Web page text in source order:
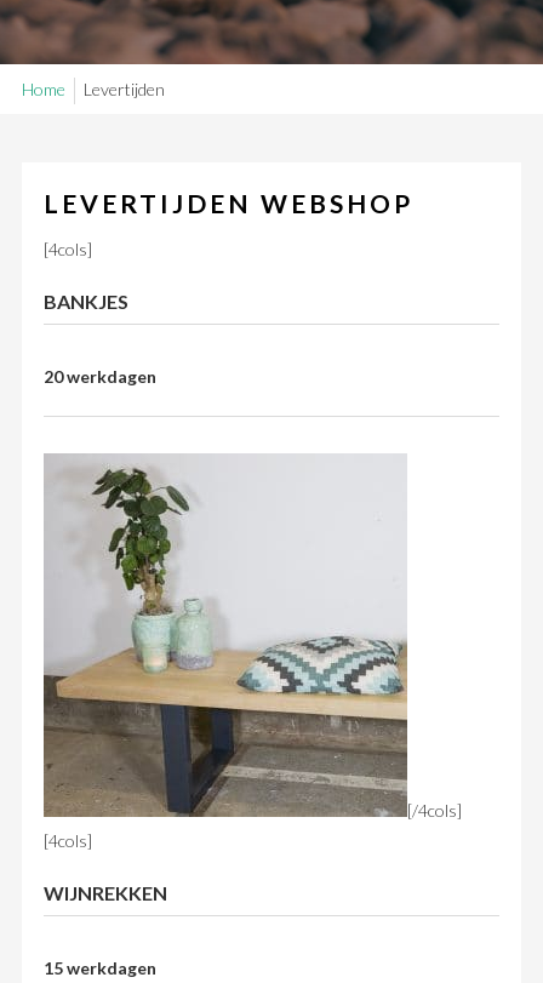
SAMPLE SALE
Home Levertijden
LEVERTIJDEN WEBSHOP
[4cols]
BANKJES
20 werkdagen
[/4cols]
[4cols]
WIJNREKKEN
15 werkdagen